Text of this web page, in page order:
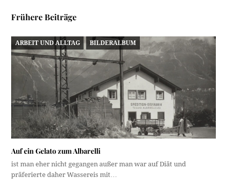
Frühere Beiträge
ARBEIT UND ALLTAG BILDERALBUM
Auf ein Gelato zum Albarelli
ist man eher nicht gegangen außer man war auf Diät und
präferierte daher Wassereis mit…